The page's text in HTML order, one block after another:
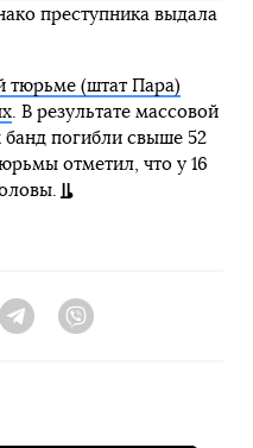
преступника выдала
тюрьме (штат Пара)
. В результате массовой
погибли свыше 52
отметил, что у 16
Telegram